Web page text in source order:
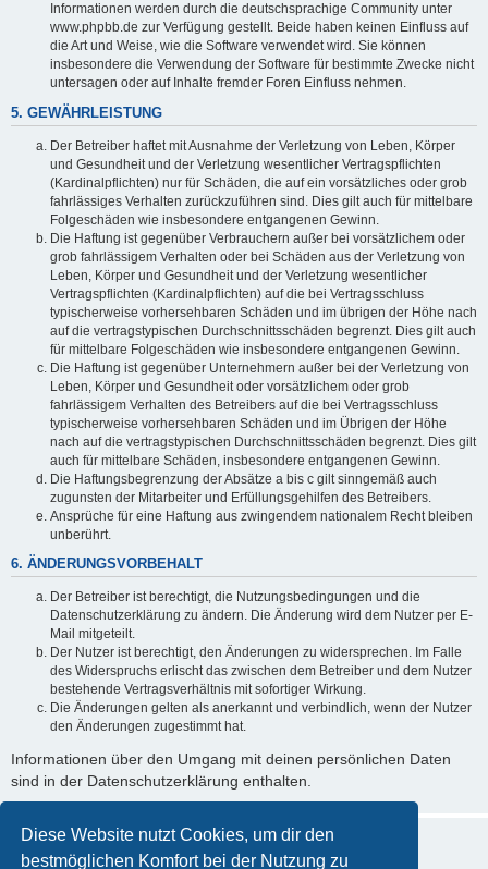
Diese Website nutzt Cookies, um dir den
bestmöglichen Komfort bei der Nutzung zu
Informationen werden durch die deutschsprachige Community unter
www.phpbb.de zur Verfügung gestellt. Beide haben keinen Einfluss auf
die Art und Weise, wie die Software verwendet wird. Sie können
insbesondere die Verwendung der Software für bestimmte Zwecke nicht
untersagen oder auf Inhalte fremder Foren Einfluss nehmen.
5. GEWÄHRLEISTUNG
Der Betreiber haftet mit Ausnahme der Verletzung von Leben, Körper
und Gesundheit und der Verletzung wesentlicher Vertragspflichten
(Kardinalpflichten) nur für Schäden, die auf ein vorsätzliches oder grob
fahrlässiges Verhalten zurückzuführen sind. Dies gilt auch für mittelbare
Folgeschäden wie insbesondere entgangenen Gewinn.
Die Haftung ist gegenüber Verbrauchern außer bei vorsätzlichem oder
grob fahrlässigem Verhalten oder bei Schäden aus der Verletzung von
Leben, Körper und Gesundheit und der Verletzung wesentlicher
Vertragspflichten (Kardinalpflichten) auf die bei Vertragsschluss
typischerweise vorhersehbaren Schäden und im übrigen der Höhe nach
auf die vertragstypischen Durchschnittsschäden begrenzt. Dies gilt auch
für mittelbare Folgeschäden wie insbesondere entgangenen Gewinn.
Die Haftung ist gegenüber Unternehmern außer bei der Verletzung von
Leben, Körper und Gesundheit oder vorsätzlichem oder grob
fahrlässigem Verhalten des Betreibers auf die bei Vertragsschluss
typischerweise vorhersehbaren Schäden und im Übrigen der Höhe
nach auf die vertragstypischen Durchschnittsschäden begrenzt. Dies gilt
auch für mittelbare Schäden, insbesondere entgangenen Gewinn.
Die Haftungsbegrenzung der Absätze a bis c gilt sinngemäß auch
zugunsten der Mitarbeiter und Erfüllungsgehilfen des Betreibers.
Ansprüche für eine Haftung aus zwingendem nationalem Recht bleiben
unberührt.
6. ÄNDERUNGSVORBEHALT
Der Betreiber ist berechtigt, die Nutzungsbedingungen und die
Datenschutzerklärung zu ändern. Die Änderung wird dem Nutzer per E-
Mail mitgeteilt.
Der Nutzer ist berechtigt, den Änderungen zu widersprechen. Im Falle
des Widerspruchs erlischt das zwischen dem Betreiber und dem Nutzer
bestehende Vertragsverhältnis mit sofortiger Wirkung.
Die Änderungen gelten als anerkannt und verbindlich, wenn der Nutzer
den Änderungen zugestimmt hat.
Informationen über den Umgang mit deinen persönlichen Daten
sind in der Datenschutzerklärung enthalten.